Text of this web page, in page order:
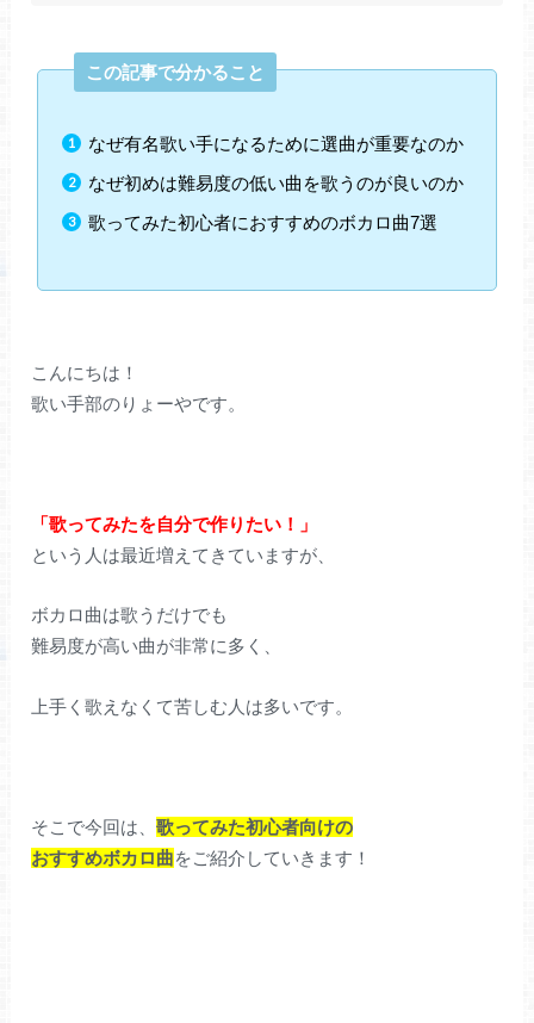
この記事で分かること
なぜ有名歌い手になるために選曲が重要なのか
なぜ初めは難易度の低い曲を歌うのが良いのか
歌ってみた初心者におすすめのボカロ曲7選
こんにちは！
歌い手部のりょーやです。
「歌ってみたを自分で作りたい！」
という人は最近増えてきていますが、
ボカロ曲は歌うだけでも
難易度が高い曲が非常に多く、
上手く歌えなくて苦しむ人は多いです。
そこで今回は、歌ってみた初心者向けの
おすすめボカロ曲をご紹介していきます！